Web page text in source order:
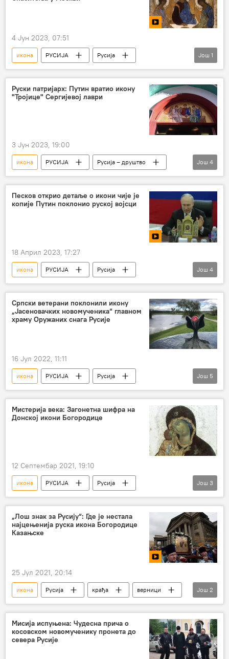
4 Јун 2023, 07:51
икона РУСИЈА
Русија
Андреј Рубљов
Још 1
Руски патријарх: Путин вратио икону
"Тројице" Сергијевој лаври
3 Јун 2023, 19:00
икона РУСИЈА
Русија – друштво
Русија
Србија – друштво
Патријарх Кирил
Владимир Путин
Још 4
Песков открио детаље о икони чије је
копије Путин поклонио руској војсци
18 Април 2023, 17:27
икона РУСИЈА
Русија
Владимир Путин
Руска војска
ЛНР
Још 4
Српски ветерани поклонили икону
„Јасеновачких новомученика“ главном
храму Оружаних снага Русије
16 Јул 2022, 11:11
икона РУСИЈА
Русија
Русија – друштво
Србија
Српска православна црква
Други светски рат
Јасеновац
Још 5
Мистерија века: Загонетна шифра на
Донској икони Богородице
12 Септембар 2021, 19:10
икона РУСИЈА
Русија
Богородица
Русија – друштво
Религија
Још 3
„Лош знак за Русију“: Где је нестала
најцењенија руска икона Богородице
Казањске
25 Јул 2021, 20:14
икона Русија крађа
верници
Руска православна црква
Богородица
Још 2
Мисија испуњена: Чудесна прича о
косовском новомученику пронета до
севера Русије